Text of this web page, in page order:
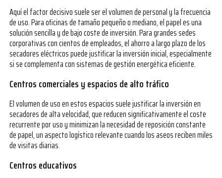
Aquí el factor decisivo suele ser el volumen de personal y la frecuencia
de uso. Para oficinas de tamaño pequeño o mediano, el papel es una
solución sencilla y de bajo coste de inversión. Para grandes sedes
corporativas con cientos de empleados, el ahorro a largo plazo de los
secadores eléctricos puede justificar la inversión inicial, especialmente
si se complementa con sistemas de gestión energética eficiente.
Centros comerciales y espacios de alto tráfico
El volumen de uso en estos espacios suele justificar la inversión en
secadores de alta velocidad, que reducen significativamente el coste
recurrente por uso y minimizan la necesidad de reposición constante
de papel, un aspecto logístico relevante cuando los aseos reciben miles
de visitas diarias.
Centros educativos